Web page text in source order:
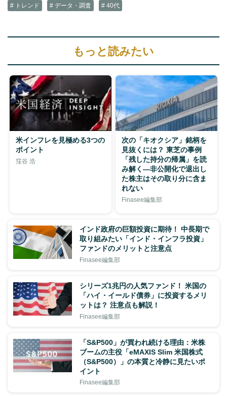
# トレンド # データ・調査 # 40代
もっと読みたい
米インフレを見極める3つの
ポイント
窪谷 浩
次の「キオクシア」銘柄を
見抜くには？ 東芝の事例
「残した持分の帰属」を読
み解く—非公開化で退出し
た株主はその取り分に含ま
れない
Finasee編集部
インド政府の巨額投資に期待！ 中長期で
取り組みたい「インド・インフラ投資」
ファンドのメリットと注意点
Finasee編集部
シリーズ1兆円の人気ファンド！ 米国の
「ハイ・イールド債券」に投資するメリ
ットは？ 注意点も解説！
Finasee編集部
「S&P500」が買われ続ける理由：米株
ブームの主役「eMAXIS Slim 米国株式
（S&P500）」の本質と冷静に見たいポ
イント
Finasee編集部